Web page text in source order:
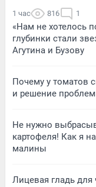
1 час 816 1
«Нам не хотелось
глубинки стали
Агутина и Бузову
Почему у томатов
и решение
Не нужно
картофеля! Как я
малины
Лицевая гладь для